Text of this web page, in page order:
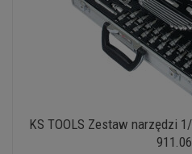
KS TOOLS Zestaw narzędzi